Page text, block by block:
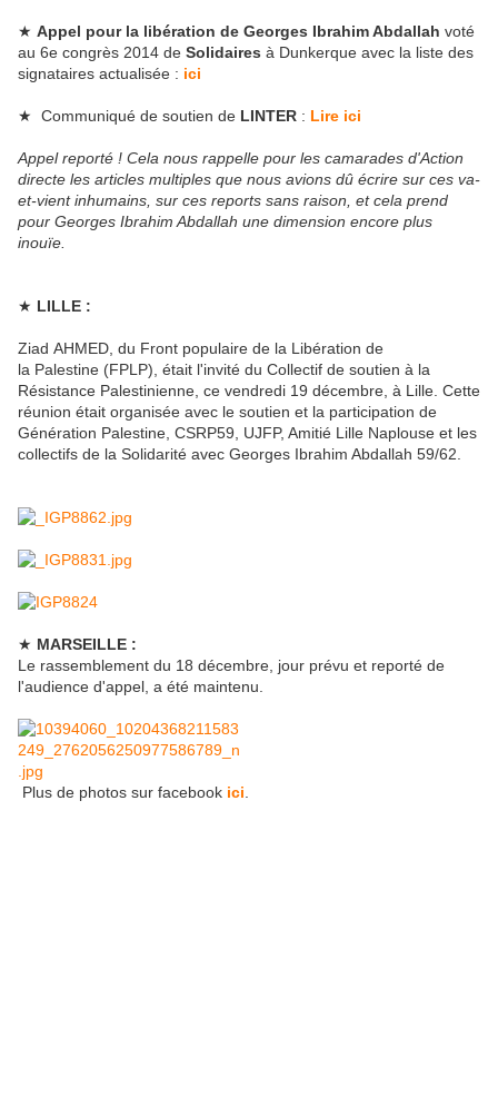
★ Appel pour la libération de Georges Ibrahim Abdallah voté
au 6e congrès 2014 de Solidaires à Dunkerque avec la liste des
signataires actualisée : ici
★ Communiqué de soutien de LINTER : Lire ici
Appel reporté ! Cela nous rappelle pour les camarades d'Action
directe les articles multiples que nous avions dû écrire sur ces va-
et-vient inhumains, sur ces reports sans raison, et cela prend
pour Georges Ibrahim Abdallah une dimension encore plus
inouïe.
★ LILLE :
Ziad AHMED, du Front populaire de la Libération de
la Palestine (FPLP), était l'invité du Collectif de soutien à la
Résistance Palestinienne, ce vendredi 19 décembre, à Lille. Cette
réunion était organisée avec le soutien et la participation de
Génération Palestine, CSRP59, UJFP, Amitié Lille Naplouse et les
collectifs de la Solidarité avec Georges Ibrahim Abdallah 59/62.
★ MARSEILLE :
Le rassemblement du 18 décembre, jour prévu et reporté de
l'audience d'appel, a été maintenu.
Plus de photos sur facebook ici